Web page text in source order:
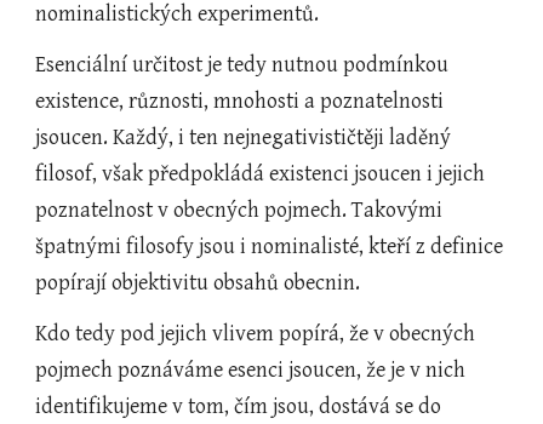
nominalistických experimentů.
Esenciální určitost je tedy nutnou podmínkou
existence, různosti, mnohosti a poznatelnosti
jsoucen. Každý, i ten nejnegativističtěji laděný
filosof, však předpokládá existenci jsoucen i jejich
poznatelnost v obecných pojmech. Takovými
špatnými filosofy jsou i nominalisté, kteří z definice
popírají objektivitu obsahů obecnin.
Kdo tedy pod jejich vlivem popírá, že v obecných
pojmech poznáváme esenci jsoucen, že je v nich
identifikujeme v tom, čím jsou, dostává se do